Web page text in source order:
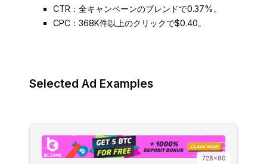
CTR：全キャンペーンのブレンドで0.37%。
CPC：368K件以上のクリックで$0.40。
Selected Ad Examples
728×90